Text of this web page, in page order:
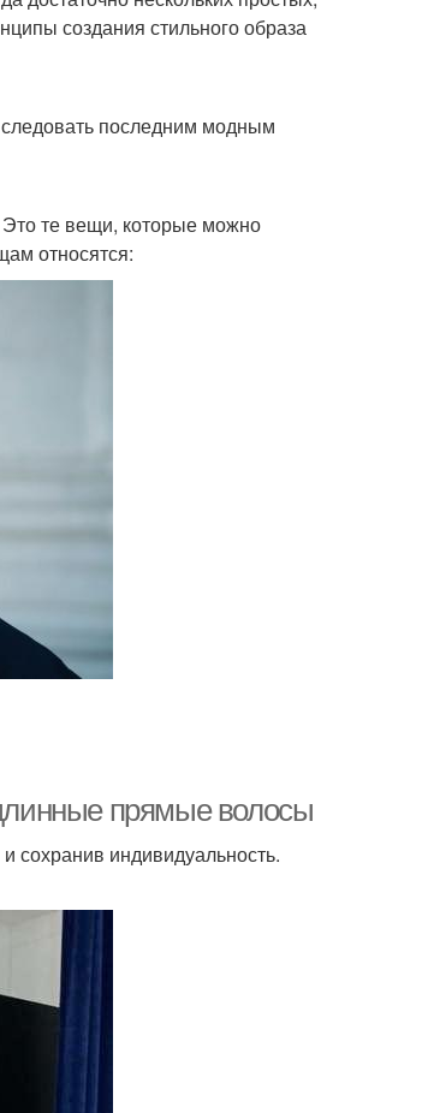
создания стильного образа
последним модным
те вещи, которые можно
относятся:
прямые волосы
сохранив индивидуальность.